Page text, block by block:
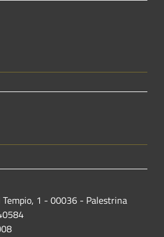
Tempio, 1 - 00036 - Palestrina